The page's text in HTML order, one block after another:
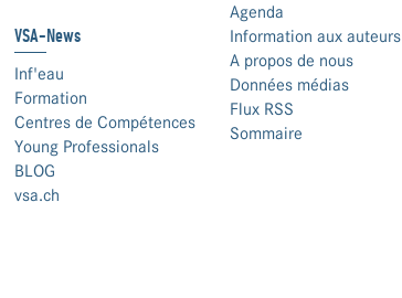
VSA-News
Inf'eau
Formation
Centres de Compétences
Young Professionals
BLOG
vsa.ch
Agenda
Information aux auteurs
A propos de nous
Données médias
Flux RSS
Sommaire